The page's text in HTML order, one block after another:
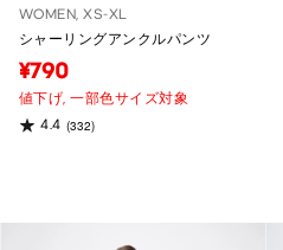
WOMEN, XS-XL
シャーリングアンクルパンツ
¥790
値下げ,一部色サイズ対象
4.4 (332)